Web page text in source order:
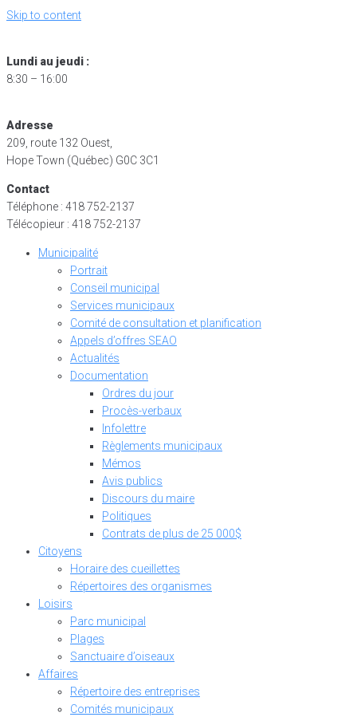
Skip to content
Lundi au jeudi :
8:30 – 16:00
Adresse
209, route 132 Ouest,
Hope Town (Québec) G0C 3C1
Contact
Téléphone : 418 752-2137
Télécopieur : 418 752-2137
Municipalité
Portrait
Conseil municipal
Services municipaux
Comité de consultation et planification
Appels d’offres SEAO
Actualités
Documentation
Ordres du jour
Procès-verbaux
Infolettre
Règlements municipaux
Mémos
Avis publics
Discours du maire
Politiques
Contrats de plus de 25 000$
Citoyens
Horaire des cueillettes
Répertoires des organismes
Loisirs
Parc municipal
Plages
Sanctuaire d’oiseaux
Affaires
Répertoire des entreprises
Comités municipaux